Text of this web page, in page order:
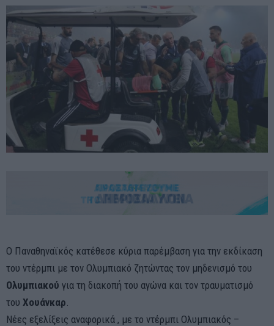
Ο Παναθηναϊκός κατέθεσε κύρια παρέμβαση για την εκδίκαση
του ντέρμπι με τον Ολυμπιακό ζητώντας τον μηδενισμό του
Ολυμπιακού για τη διακοπή του αγώνα και τον τραυματισμό
του Χουάνκαρ
Νέες εξελίξεις αναφορικά , με το ντέρμπι Ολυμπιακός –